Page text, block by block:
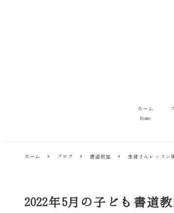
ホーム
Home
ホーム ブログ 書道教室 生徒さんレッスン
2022年5月の子ども書道